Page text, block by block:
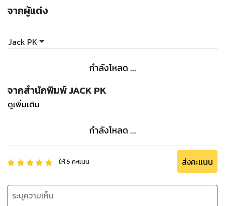
ทางวัฒนธรรมของอาหารในญี่ปุ่นอีกด้วย โดยจะสำรวจแนวคิด
ของวัตถุดิบตามฤดูกาล ความสมดุล และการนำเสนอในการปรุง
เมนูที่รวมอยู่ในหนังสือมอบประสบการณ์การรับประทานอาหารที่
ครอบคลุม โดยผสมผสานอาหารหลากหลายที่เสริมรสชาติและ
สุนทรียภาพซึ่งกันและกัน เมนูเหล่านี้ออกแบบมาเพื่อแนะนำผู้อ่าน
เกี่ยวกับวิธีการสร้างสรรค์อาหาร ญี่ปุ่นที่สมบูรณ์แบบ ตั้งแต่
อาหารเรียกน้ำย่อยไปจนถึงอาหารจานหลักและของหวาน
โมเดลที่เรียบง่ายไม่เพียงแต่มุ่งเน้นไปที่สูตรอาหารและเมนูเท่านั้น
แต่ยังเน้นถึงคุณค่าทางวัฒนธรรมที่เกี่ยวข้องกับอาหารญี่ปุ่นอีก
ด้วย โดยจะสำรวจแนวคิดต่างๆ เช่น โอโมเทนาชิ (การต้อนรับ)
ศิลปะในการนำเสนอ และพิธีชงชาแบบญี่ปุ่น ซึ่งให้ความเข้าใจแบบ
องค์รวมเกี่ยวกับประเพณีการทำอาหารของญี่ปุ่น
โมเดลที่เรียบง่ายช่วยให้ผู้คนเชื่อมโยงกับมรดกทางวัฒนธรรมอัน
จากผู้แต่ง
Jack PK
กำลังโหลด ...
จากสำนักพิมพ์ JACK PK
ดูเพิ่มเติม
กำลังโหลด ...
ให้5 คะแนน ส่งคะแนน